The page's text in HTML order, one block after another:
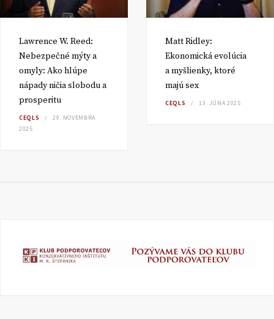
Lawrence W. Reed:
Nebezpečné mýty a
omyly: Ako hlúpe
nápady ničia slobodu a
prosperitu
CEQLS
29. NOVEMBRA
2025
Matt Ridley:
Ekonomická evolúcia
a myšlienky, ktoré
majú sex
CEQLS 13. JÚNA 2025